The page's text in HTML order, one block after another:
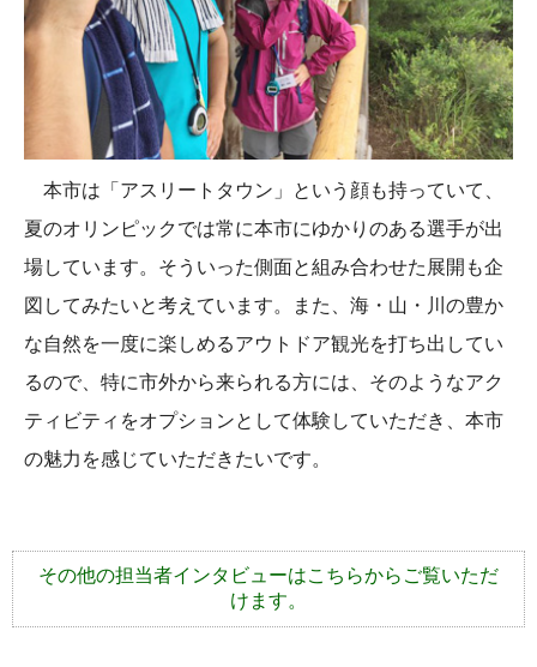
本市は「アスリートタウン」という顔も持っていて、
夏のオリンピックでは常に本市にゆかりのある選手が出
場しています。そういった側面と組み合わせた展開も企
図してみたいと考えています。また、海・山・川の豊か
な自然を一度に楽しめるアウトドア観光を打ち出してい
るので、特に市外から来られる方には、そのようなアク
ティビティをオプションとして体験していただき、本市
の魅力を感じていただきたいです。
その他の担当者インタビューはこちらからご覧いただ
けます。